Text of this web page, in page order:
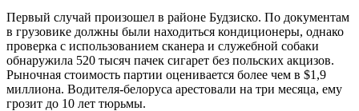
Первый случай произошел в районе Будзиско. По документам
в грузовике должны были находиться кондиционеры, однако
проверка с использованием сканера и служебной собаки
обнаружила 520 тысяч пачек сигарет без польских акцизов.
Рыночная стоимость партии оценивается более чем в $1,9
миллиона. Водителя-белоруса арестовали на три месяца, ему
грозит до 10 лет тюрьмы.